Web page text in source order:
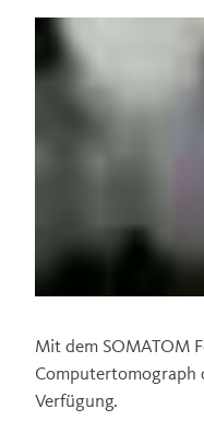
Mit dem SOMATOM
Computertomograph
Verfügung.